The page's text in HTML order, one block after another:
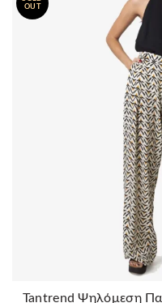
OUT
Tantrend Ψηλόμεση